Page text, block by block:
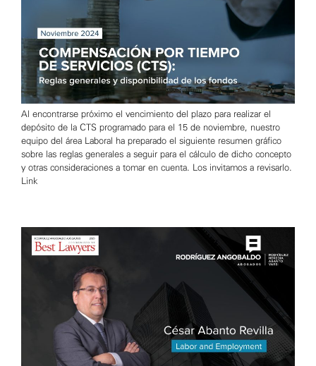
Al encontrarse próximo el vencimiento del plazo para realizar el
depósito de la CTS programado para el 15 de noviembre, nuestro
equipo del área Laboral ha preparado el siguiente resumen gráfico
sobre las reglas generales a seguir para el cálculo de dicho concepto
y otras consideraciones a tomar en cuenta. Los invitamos a revisarlo.
Link